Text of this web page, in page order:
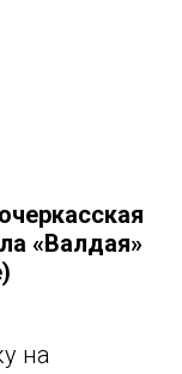
«Валдая»
на